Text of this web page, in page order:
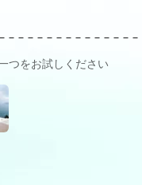
つをお試しください